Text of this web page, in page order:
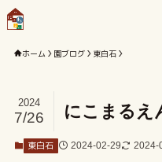
ホーム 園ブログ 東白石
にこまる
2024
7/26
東白石 2024-02-29 2024-